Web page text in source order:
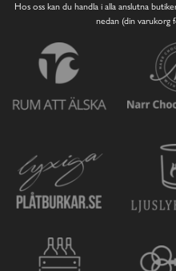
Hos oss kan du handla i alla anslutna
nedan (din varukorg